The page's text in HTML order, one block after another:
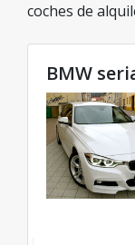
coches de
modelo ideal
tarifas
BMW